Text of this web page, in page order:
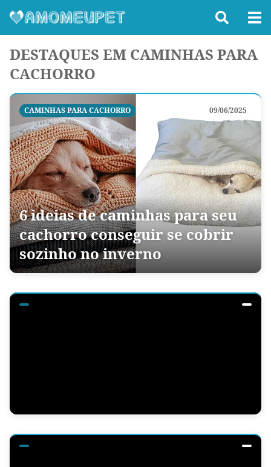
DESTAQUES EM CAMINHAS PARA
CACHORRO
CAMINHAS PARA CACHORRO 09/06/2025
6 ideias de caminhas para seu
cachorro conseguir se cobrir
sozinho no inverno